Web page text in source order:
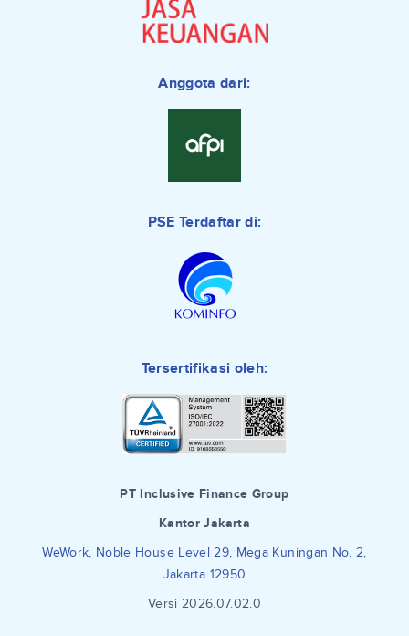
Anggota dari:
PSE Terdaftar di:
Tersertifikasi oleh:
PT Inclusive Finance Group
Kantor Jakarta
WeWork, Noble House Level 29, Mega Kuningan No. 2,
Jakarta 12950
Versi 2026.07.02.0